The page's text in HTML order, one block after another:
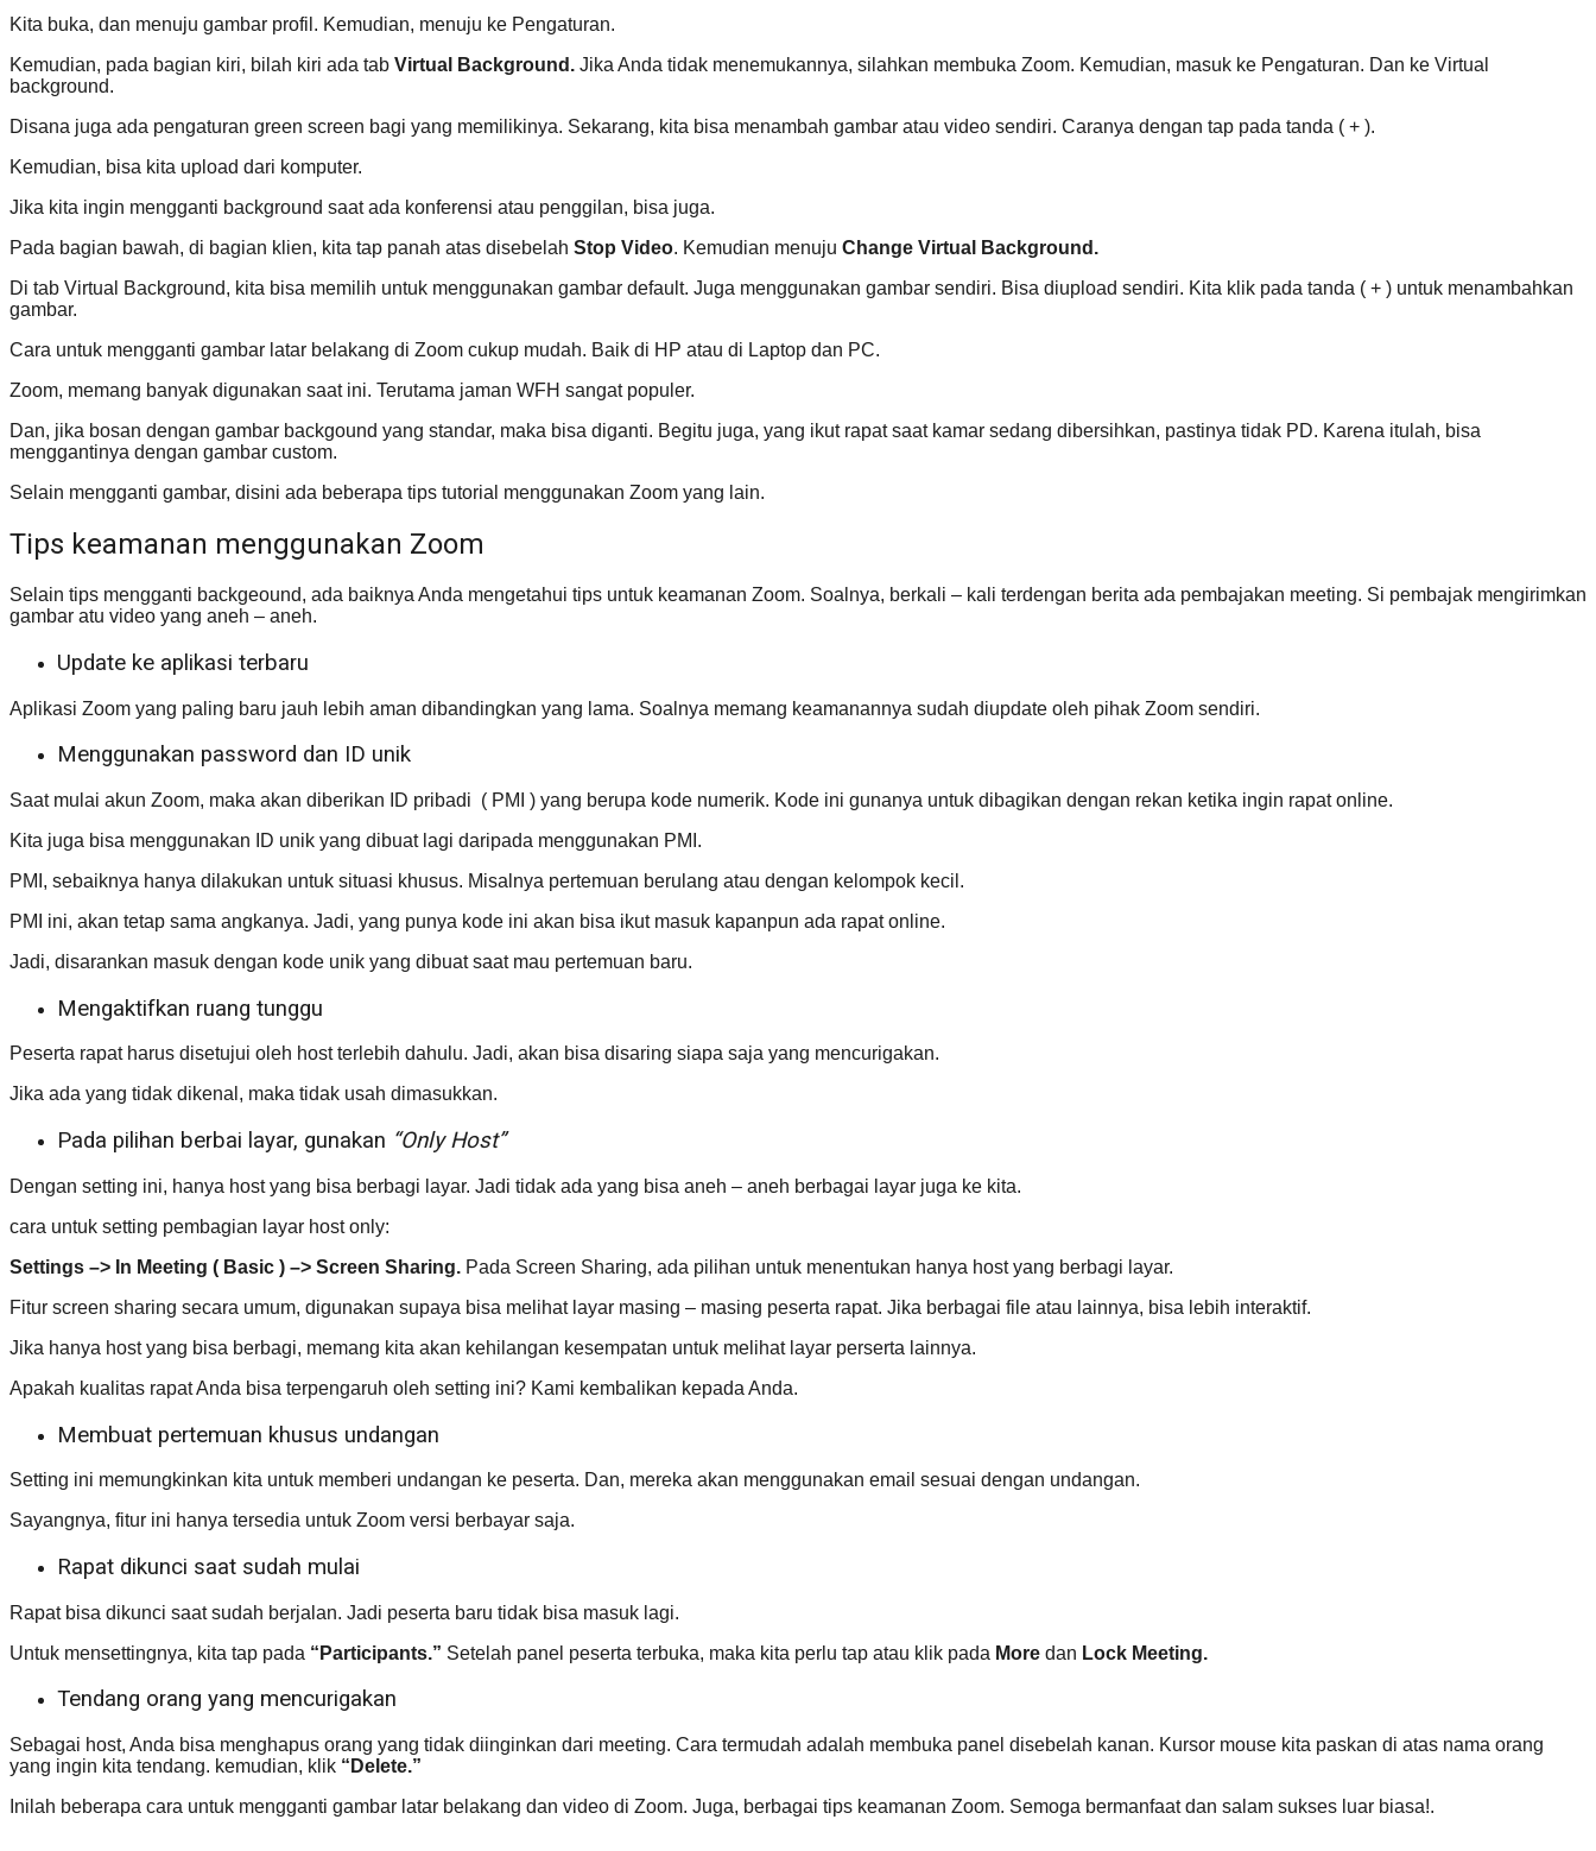
Kita buka, dan menuju gambar profil. Kemudian, menuju ke Pengaturan.
Kemudian, pada bagian kiri, bilah kiri ada tab Virtual Background. Jika Anda tidak menemukannya, silahkan membuka Zoom. Kemudian, masuk ke Pengaturan. Dan ke Virtual
background.
Disana juga ada pengaturan green screen bagi yang memilikinya. Sekarang, kita bisa menambah gambar atau video sendiri. Caranya dengan tap pada tanda ( + ).
Kemudian, bisa kita upload dari komputer.
Jika kita ingin mengganti background saat ada konferensi atau penggilan, bisa juga.
Pada bagian bawah, di bagian klien, kita tap panah atas disebelah Stop Video. Kemudian menuju Change Virtual Background.
Di tab Virtual Background, kita bisa memilih untuk menggunakan gambar default. Juga menggunakan gambar sendiri. Bisa diupload sendiri. Kita klik pada tanda ( + ) untuk menambahkan
gambar.
Cara untuk mengganti gambar latar belakang di Zoom cukup mudah. Baik di HP atau di Laptop dan PC.
Zoom, memang banyak digunakan saat ini. Terutama jaman WFH sangat populer.
Dan, jika bosan dengan gambar backgound yang standar, maka bisa diganti. Begitu juga, yang ikut rapat saat kamar sedang dibersihkan, pastinya tidak PD. Karena itulah, bisa
menggantinya dengan gambar custom.
Selain mengganti gambar, disini ada beberapa tips tutorial menggunakan Zoom yang lain.
Tips keamanan menggunakan Zoom
Selain tips mengganti backgeound, ada baiknya Anda mengetahui tips untuk keamanan Zoom. Soalnya, berkali – kali terdengan berita ada pembajakan meeting. Si pembajak mengirimkan
gambar atu video yang aneh – aneh.
Update ke aplikasi terbaru
Aplikasi Zoom yang paling baru jauh lebih aman dibandingkan yang lama. Soalnya memang keamanannya sudah diupdate oleh pihak Zoom sendiri.
Menggunakan password dan ID unik
Saat mulai akun Zoom, maka akan diberikan ID pribadi ( PMI ) yang berupa kode numerik. Kode ini gunanya untuk dibagikan dengan rekan ketika ingin rapat online.
Kita juga bisa menggunakan ID unik yang dibuat lagi daripada menggunakan PMI.
PMI, sebaiknya hanya dilakukan untuk situasi khusus. Misalnya pertemuan berulang atau dengan kelompok kecil.
PMI ini, akan tetap sama angkanya. Jadi, yang punya kode ini akan bisa ikut masuk kapanpun ada rapat online.
Jadi, disarankan masuk dengan kode unik yang dibuat saat mau pertemuan baru.
Mengaktifkan ruang tunggu
Peserta rapat harus disetujui oleh host terlebih dahulu. Jadi, akan bisa disaring siapa saja yang mencurigakan.
Jika ada yang tidak dikenal, maka tidak usah dimasukkan.
Pada pilihan berbai layar, gunakan “Only Host”
Dengan setting ini, hanya host yang bisa berbagi layar. Jadi tidak ada yang bisa aneh – aneh berbagai layar juga ke kita.
cara untuk setting pembagian layar host only:
Settings –> In Meeting ( Basic ) –> Screen Sharing. Pada Screen Sharing, ada pilihan untuk menentukan hanya host yang berbagi layar.
Fitur screen sharing secara umum, digunakan supaya bisa melihat layar masing – masing peserta rapat. Jika berbagai file atau lainnya, bisa lebih interaktif.
Jika hanya host yang bisa berbagi, memang kita akan kehilangan kesempatan untuk melihat layar perserta lainnya.
Apakah kualitas rapat Anda bisa terpengaruh oleh setting ini? Kami kembalikan kepada Anda.
Membuat pertemuan khusus undangan
Setting ini memungkinkan kita untuk memberi undangan ke peserta. Dan, mereka akan menggunakan email sesuai dengan undangan.
Sayangnya, fitur ini hanya tersedia untuk Zoom versi berbayar saja.
Rapat dikunci saat sudah mulai
Rapat bisa dikunci saat sudah berjalan. Jadi peserta baru tidak bisa masuk lagi.
Untuk mensettingnya, kita tap pada “Participants.” Setelah panel peserta terbuka, maka kita perlu tap atau klik pada More dan Lock Meeting.
Tendang orang yang mencurigakan
Sebagai host, Anda bisa menghapus orang yang tidak diinginkan dari meeting. Cara termudah adalah membuka panel disebelah kanan. Kursor mouse kita paskan di atas nama orang
yang ingin kita tendang. kemudian, klik “Delete.”
Inilah beberapa cara untuk mengganti gambar latar belakang dan video di Zoom. Juga, berbagai tips keamanan Zoom. Semoga bermanfaat dan salam sukses luar biasa!.